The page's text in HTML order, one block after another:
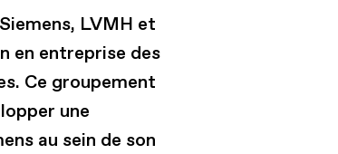
LVMH et
en entreprise des
Ce groupement
une
au sein de son